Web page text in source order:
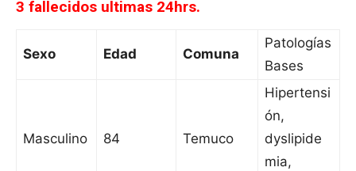
3 fallecidos ultimas 24hrs.
Sexo Edad Comuna
Patologías
Bases
Masculino 84 Temuco
Hipertensi
ón,
dyslipide
mia,